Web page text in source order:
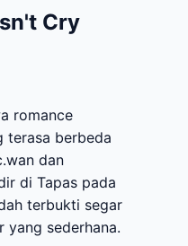
Cry
romance
terasa berbeda
dan
di Tapas pada
terbukti segar
yang sederhana.